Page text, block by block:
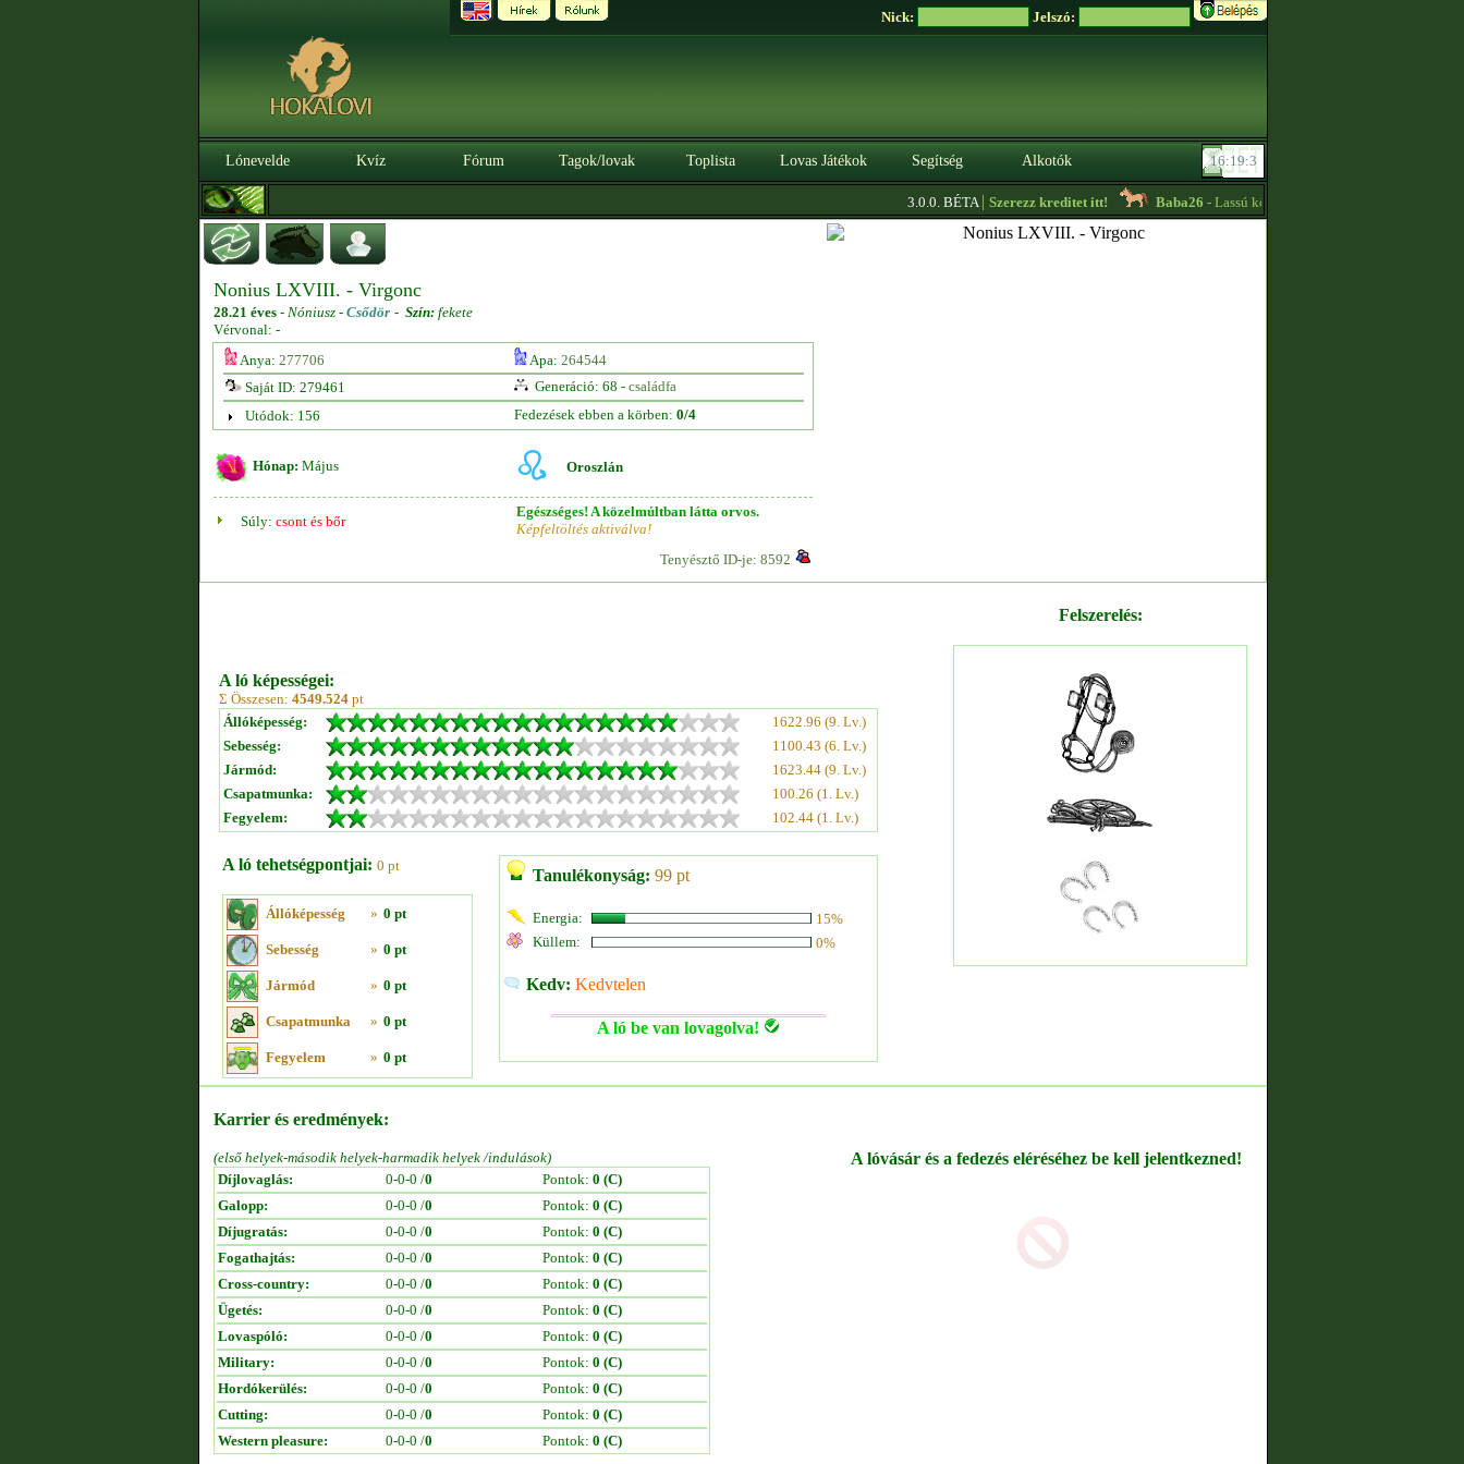
Nick: Jelszó:
Lónevelde Kvíz Fórum Tagok/lovak Toplista Lovas Játékok Segítség Alkotók
3.0.0. BÉTA|Szerezz kreditet itt! Baba26- Lassú körös edzőt keresek sürgősen!! -
Nonius LXVIII. - Virgonc
28.21 éves - Nóniusz - Csődör - Szín: fekete
Vérvonal: -
Anya: 277706 Apa: 264544
Saját ID: 279461
Generáció: 68 - családfa
Utódok: 156
Fedezések ebben a körben: 0/4
Hónap: Május Oroszlán
Súly: csont és bőr
Egészséges! A közelmúltban látta orvos.
Képfeltöltés aktiválva!
Tenyésztő ID-je: 8592
A ló képességei:
Σ Összesen: 4549.524 pt
Állóképesség:
1622.96 (9. Lv.)
Sebesség:
1100.43 (6. Lv.)
Jármód:
1623.44 (9. Lv.)
Csapatmunka:
100.26 (1. Lv.)
Fegyelem:
102.44 (1. Lv.)
A ló tehetségpontjai: 0 pt
Állóképesség » 0 pt
Sebesség » 0 pt
Jármód » 0 pt
Csapatmunka » 0 pt
Fegyelem » 0 pt
Tanulékonyság: 99 pt
Energia:
15%
Küllem:
0%
Kedv: Kedvtelen
A ló be van lovagolva!
Felszerelés:
Karrier és eredmények:
(első helyek-második helyek-harmadik helyek /indulások)
Díjlovaglás:
0-0-0 /0 Pontok: 0 (C)
Galopp:
0-0-0 /0 Pontok: 0 (C)
Díjugratás:
0-0-0 /0 Pontok: 0 (C)
Fogathajtás:
0-0-0 /0 Pontok: 0 (C)
Cross-country:
0-0-0 /0 Pontok: 0 (C)
Ügetés:
0-0-0 /0 Pontok: 0 (C)
Lovaspóló:
0-0-0 /0 Pontok: 0 (C)
Military:
0-0-0 /0 Pontok: 0 (C)
Hordókerülés:
0-0-0 /0 Pontok: 0 (C)
Cutting:
0-0-0 /0 Pontok: 0 (C)
Western pleasure:
0-0-0 /0 Pontok: 0 (C)
A lóvásár és a fedezés eléréséhez be kell jelentkezned!